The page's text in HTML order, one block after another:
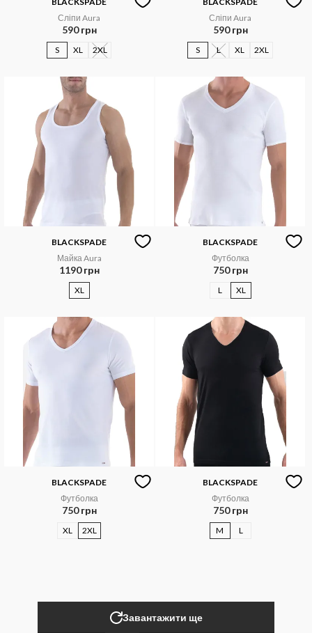
Сліпи Aura
590 грн
S XL 2XL
Сліпи Aura
590 грн
S L XL 2XL
BLACKSPADE
Майка Aura
1190 грн
XL
BLACKSPADE
Футболка
750 грн
L XL
BLACKSPADE
Футболка
750 грн
XL 2XL
BLACKSPADE
Футболка
750 грн
M L
Завантажити ще